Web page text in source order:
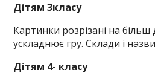
Дітям 3класу
Картинки розрізані на більш
ускладнює гру. Склади і
Дітям 4- класу